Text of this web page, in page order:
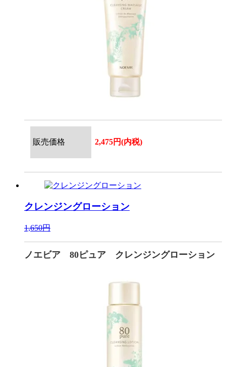
販売価格 2,475円(内税)
クレンジングローション
1,650円
ノエビア 80ピュア クレンジングローション